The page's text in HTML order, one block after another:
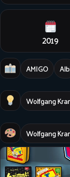
2019
AMIGO
Wolfgang
Wolfgang